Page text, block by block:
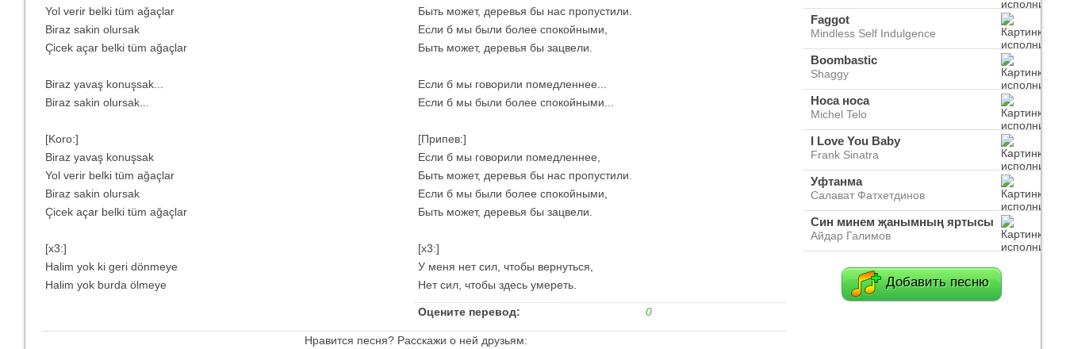
Yol verir belki tüm ağaçlar
Biraz sakin olursak
Çicek açar belki tüm ağaçlar
Biraz yavaş konuşsak...
Biraz sakin olursak...
[Koro:]
Biraz yavaş konuşsak
Yol verir belki tüm ağaçlar
Biraz sakin olursak
Çicek açar belki tüm ağaçlar
[x3:]
Halim yok ki geri dönmeye
Halim yok burda ölmeye
Быть может, деревья бы нас пропустили.
Если б мы были более спокойными,
Быть может, деревья бы зацвели.
Если б мы говорили помедленнее...
Если б мы были более спокойными...
[Припев:]
Если б мы говорили помедленнее,
Быть может, деревья бы нас пропустили.
Если б мы были более спокойными,
Быть может, деревья бы зацвели.
[x3:]
У меня нет сил, чтобы вернуться,
Нет сил, чтобы здесь умереть.
Оцените перевод: 0
Нравится песня? Расскажи о ней друзьям:
Faggot
Mindless Self Indulgence
Boombastic
Shaggy
Носа носа
Michel Telo
I Love You Baby
Frank Sinatra
Уфтанма
Салават Фатхетдинов
Син минем җанымның яртысы
Айдар Галимов
Добавить песню